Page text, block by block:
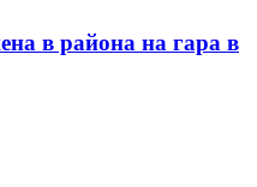
в района на гара в